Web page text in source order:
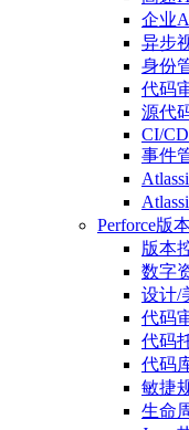
企业
异步
身份
代码
源代
CI/
事件
Perforce版
版本
数字
设计/
代码
代码
代码
敏捷
生命